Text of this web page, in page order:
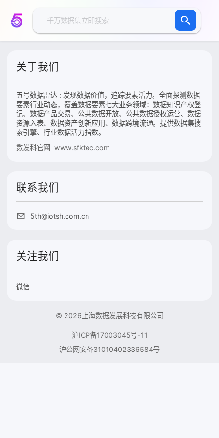
关于我们
五号数据雷达 : 发现数据价值，追踪要素活力。全面探测数据
要素行业动态，覆盖数据要素七大业务领域：数据知识产权登
记、数据产品交易、公共数据开放、公共数据授权运营、数据
资源入表、数据资产创新应用、数据跨境流通。提供数据集搜
索引擎、行业数据活力指数。
数发科官网 www.sfktec.com
联系我们
5th@iotsh.com.cn
关注我们
微信
© 2026上海数据发展科技有限公司
沪ICP备17003045号-11
沪公网安备31010402336584号